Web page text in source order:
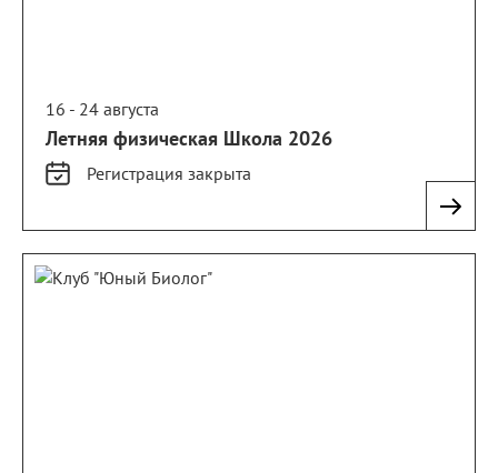
16 - 24 августа
Летняя физическая Школа 2026
Регистрация закрыта